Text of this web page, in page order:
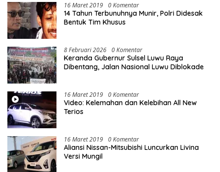
16 Maret 2019 0 Komentar
14 Tahun Terbunuhnya Munir, Polri Didesak
Bentuk Tim Khusus
8 Februari 2026 0 Komentar
Keranda Gubernur Sulsel Luwu Raya
Dibentang, Jalan Nasional Luwu Diblokade
16 Maret 2019 0 Komentar
Video: Kelemahan dan Kelebihan All New
Terios
16 Maret 2019 0 Komentar
Aliansi Nissan-Mitsubishi Luncurkan Livina
Versi Mungil